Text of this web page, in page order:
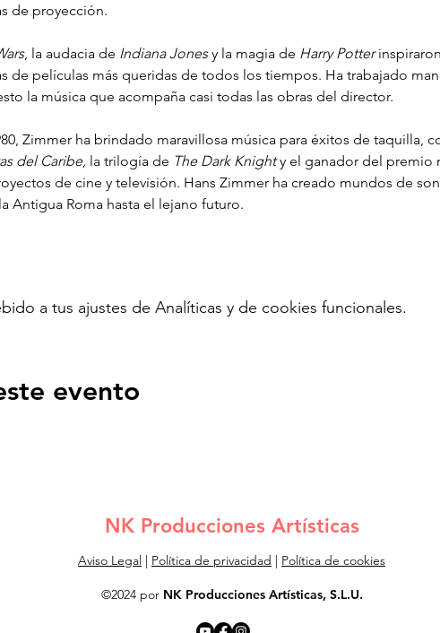
de proyección.
, la audacia de Indiana Jones y la magia de Harry Potter
de películas más queridas de todos los tiempos. Ha trabajado
la música que acompaña casi todas las obras del director.
Zimmer ha brindado maravillosa música para éxitos de taquilla,
del Caribe, la trilogía de The Dark Knight y el ganador del premio
de cine y televisión. Hans Zimmer ha creado mundos de
Antigua Roma hasta el lejano futuro.
a tus ajustes de Analíticas y de cookies funcionales.
evento
NK Producciones Artísticas
Aviso Legal | Política de privacidad | Política de cookies
©2024 por NK Producciones Artísticas, S.L.U.